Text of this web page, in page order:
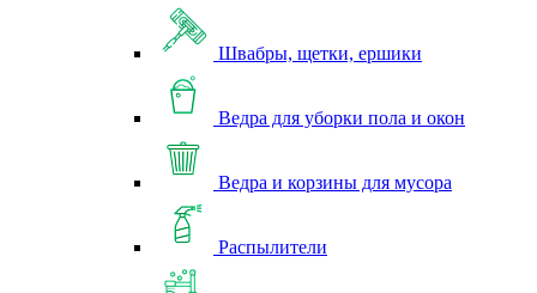
Швабры, щетки, ершики
Ведра для уборки пола и окон
Ведра и корзины для мусора
Распылители